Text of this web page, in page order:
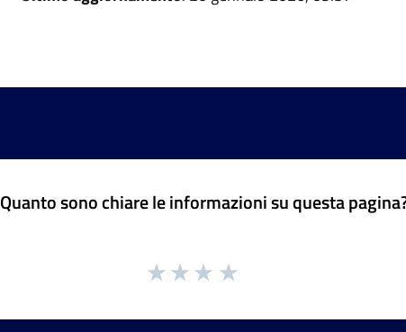
Quanto sono chiare le informazioni su questa